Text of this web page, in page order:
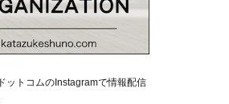
ットコムのInstagramで情報配信